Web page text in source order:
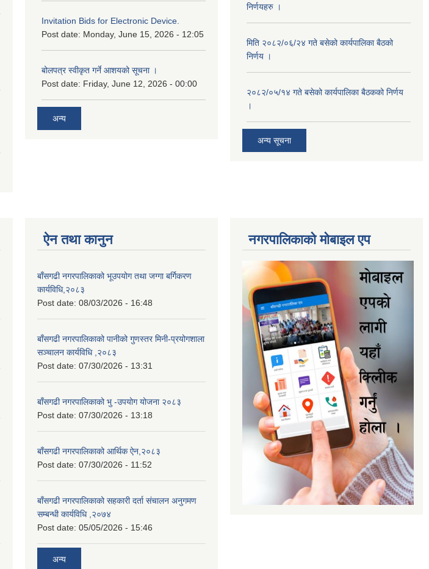
Invitation Bids for Electronic Device.
Post date: Monday, June 15, 2026 - 12:05
बोलपत्र स्वीकृत गर्ने आशयको सूचना ।
Post date: Friday, June 12, 2026 - 00:00
अन्य
निर्णयहरु ।
मिति २०८२/०६/२४ गते बसेको कार्यपालिका बैठको
निर्णय ।
२०८२/०५/१४ गते बसेको कार्यपालिका बैठकको निर्णय
।
अन्य सूचना
ऐन तथा कानुन
बाँसगढी नगरपालिकाको भूउपयोग तथा जग्गा बर्गिकरण
कार्यविधि,२०८३
Post date: 08/03/2026 - 16:48
बाँसगढी नगरपालिकाको पानीको गुणस्तर मिनी-प्रयोगशाला
सञ्चालन कार्यविधि ,२०८३
Post date: 07/30/2026 - 13:31
बाँसगढी नगरपालिकाको भु -उपयोग योजना २०८३
Post date: 07/30/2026 - 13:18
बाँसगढी नगरपालिकाको आर्थिक ऐन,२०८३
Post date: 07/30/2026 - 11:52
बाँसगढी नगरपालिकाको सहकारी दर्ता संचालन अनुगमण
सम्बन्धी कार्यविधि ,२०७४
Post date: 05/05/2026 - 15:46
अन्य
नगरपालिकाकाे माेबाइल एप